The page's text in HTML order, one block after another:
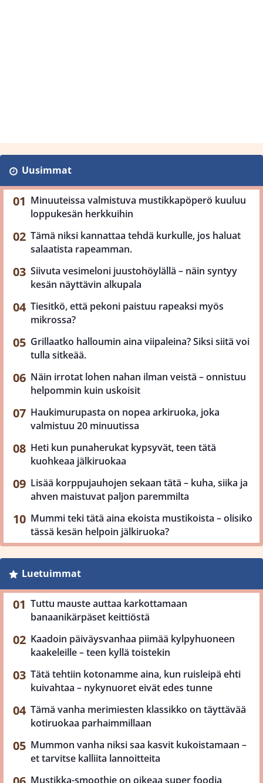
Uusimmat
Minuuteissa valmistuva mustikkapöperö kuuluu
loppukesän herkkuihin
Tämä niksi kannattaa tehdä kurkulle, jos haluat
salaatista rapeamman.
Siivuta vesimeloni juustohöylällä – näin syntyy
kesän näyttävin alkupala
Tiesitkö, että pekoni paistuu rapeaksi myös
mikrossa?
Grillaatko halloumin aina viipaleina? Siksi siitä voi
tulla sitkeää.
Näin irrotat lohen nahan ilman veistä – onnistuu
helpommin kuin uskoisit
Haukimurupasta on nopea arkiruoka, joka
valmistuu 20 minuutissa
Heti kun punaherukat kypsyvät, teen tätä
kuohkeaa jälkiruokaa
Lisää korppujauhojen sekaan tätä – kuha, siika ja
ahven maistuvat paljon paremmilta
Mummi teki tätä aina ekoista mustikoista – olisiko
tässä kesän helpoin jälkiruoka?
Luetuimmat
Tuttu mauste auttaa karkottamaan
banaanikärpäset keittiöstä
Kaadoin päiväysvanhaa piimää kylpyhuoneen
kaakeleille – teen kyllä toistekin
Tätä tehtiin kotonamme aina, kun ruisleipä ehti
kuivahtaa – nykynuoret eivät edes tunne
Tämä vanha merimiesten klassikko on täyttävää
kotiruokaa parhaimmillaan
Mummon vanha niksi saa kasvit kukoistamaan –
et tarvitse kalliita lannoitteita
Mustikka-smoothie on oikeaa super foodia